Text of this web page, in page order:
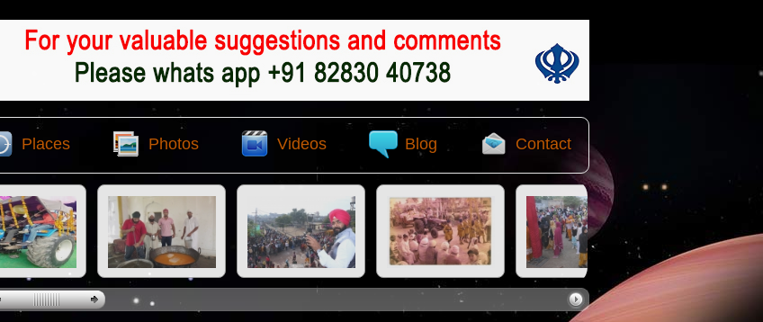
Places Photos Videos Blog Contact